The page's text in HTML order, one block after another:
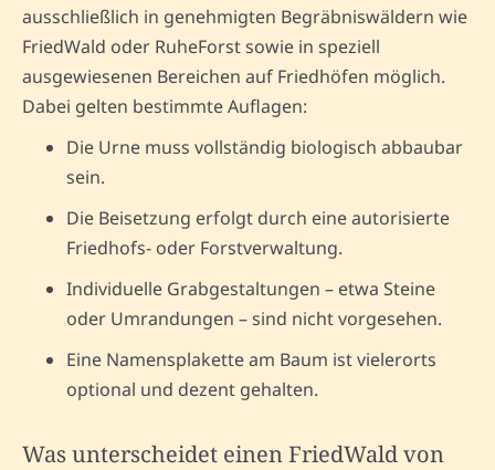
ausschließlich in genehmigten Begräbniswäldern wie
FriedWald oder RuheForst sowie in speziell
ausgewiesenen Bereichen auf Friedhöfen möglich.
Dabei gelten bestimmte Auflagen:
Die Urne muss vollständig biologisch abbaubar
sein.
Die Beisetzung erfolgt durch eine autorisierte
Friedhofs- oder Forstverwaltung.
Individuelle Grabgestaltungen – etwa Steine
oder Umrandungen – sind nicht vorgesehen.
Eine Namensplakette am Baum ist vielerorts
optional und dezent gehalten.
Was unterscheidet einen FriedWald von